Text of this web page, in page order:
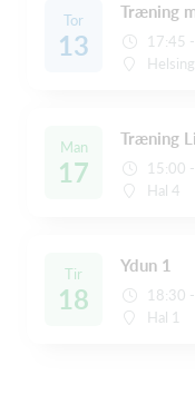
Tor
13
Træning
17:45
Man
17
Træning
15:00
Hal 4
Tir
18
Ydun 1
18:30
Hal 1